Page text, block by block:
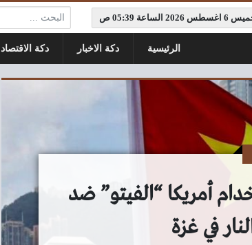
2026 الساعة 05:39 ص البحث:
الرئيسية دكة الاخبار دكة الاقتصاد
أمريكا “الفيتو” ضد
في غزة